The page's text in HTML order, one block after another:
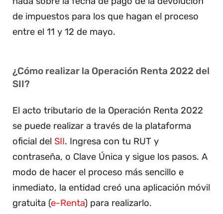
de impuestos para los que hagan el proceso
entre el 11 y 12 de mayo.
¿Cómo realizar la Operación Renta 2022 del
SII?
El acto tributario de la Operación Renta 2022
se puede realizar a través de la plataforma
oficial del SII. Ingresa con tu RUT y
contraseña, o Clave Única y sigue los pasos. A
modo de hacer el proceso más sencillo e
inmediato, la entidad creó una aplicación móvil
gratuita (e-Renta) para realizarlo.